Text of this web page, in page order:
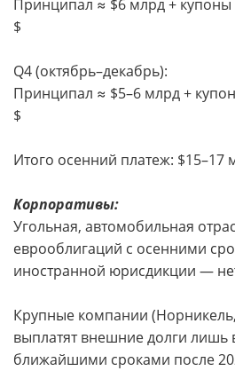
Принципал ≈ $6 млрд + купоны
$
Q4 (октябрь–декабрь):
Принципал ≈ $5–6 млрд +
$
Итого осенний платеж: $15–17
Корпоративы:
Угольная, автомобильная
еврооблигаций с осенними
иностранной юрисдикции —
Крупные компании
выплатят внешние долги лишь
ближайшими сроками после